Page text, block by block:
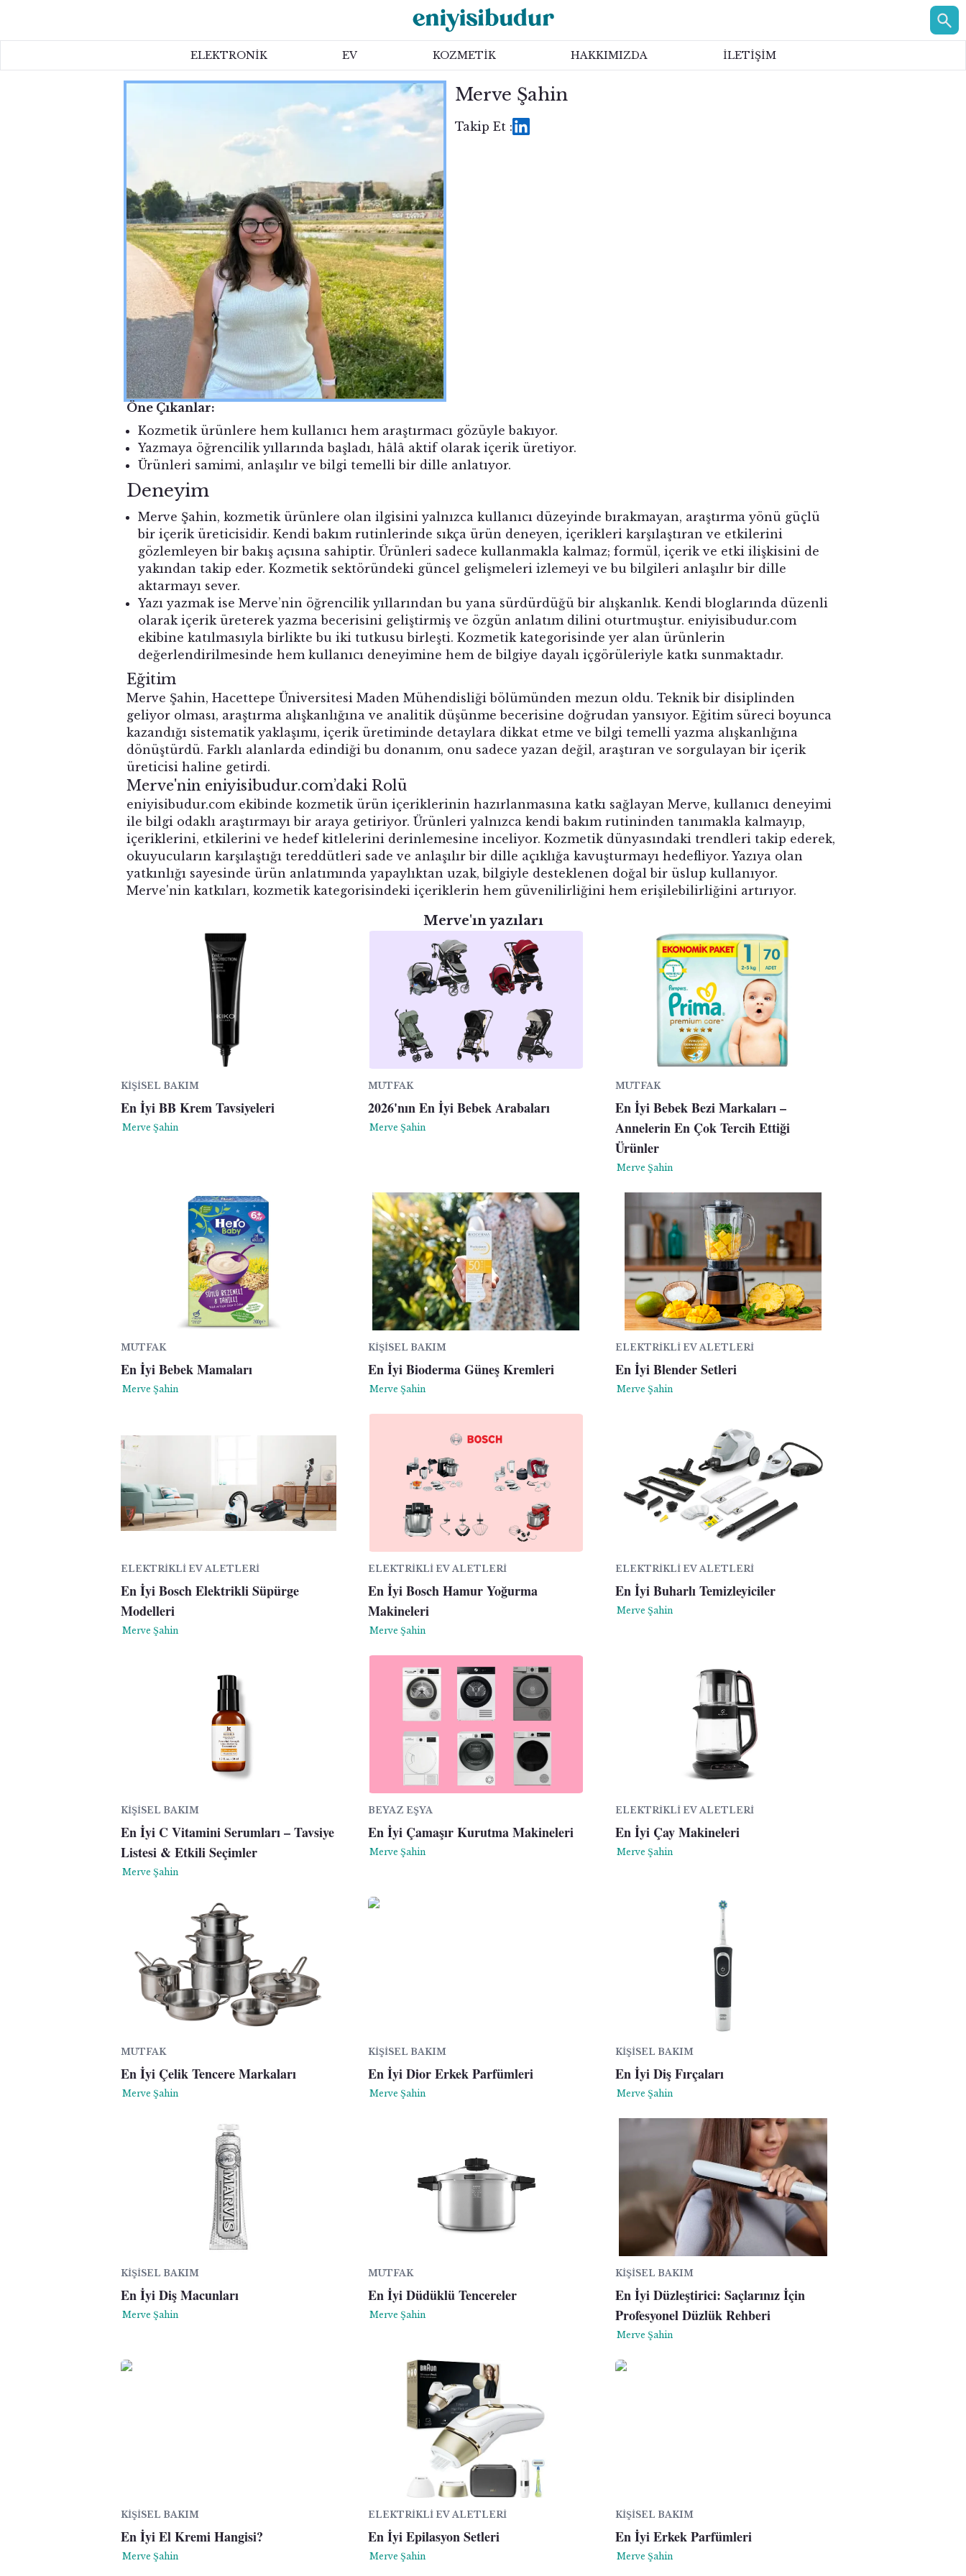
ELEKTRONİK EV KOZMETİK HAKKIMIZDA İLETİŞİM
Merve Şahin
Takip Et :
Öne Çıkanlar:
Kozmetik ürünlere hem kullanıcı hem araştırmacı gözüyle bakıyor.
Yazmaya öğrencilik yıllarında başladı, hâlâ aktif olarak içerik üretiyor.
Ürünleri samimi, anlaşılır ve bilgi temelli bir dille anlatıyor.
Deneyim
Merve Şahin, kozmetik ürünlere olan ilgisini yalnızca kullanıcı düzeyinde bırakmayan, araştırma yönü güçlü
bir içerik üreticisidir. Kendi bakım rutinlerinde sıkça ürün deneyen, içerikleri karşılaştıran ve etkilerini
gözlemleyen bir bakış açısına sahiptir. Ürünleri sadece kullanmakla kalmaz; formül, içerik ve etki ilişkisini de
yakından takip eder. Kozmetik sektöründeki güncel gelişmeleri izlemeyi ve bu bilgileri anlaşılır bir dille
aktarmayı sever.
Yazı yazmak ise Merve’nin öğrencilik yıllarından bu yana sürdürdüğü bir alışkanlık. Kendi bloglarında düzenli
olarak içerik üreterek yazma becerisini geliştirmiş ve özgün anlatım dilini oturtmuştur. eniyisibudur.com
ekibine katılmasıyla birlikte bu iki tutkusu birleşti. Kozmetik kategorisinde yer alan ürünlerin
değerlendirilmesinde hem kullanıcı deneyimine hem de bilgiye dayalı içgörüleriyle katkı sunmaktadır.
Eğitim
Merve Şahin, Hacettepe Üniversitesi Maden Mühendisliği bölümünden mezun oldu. Teknik bir disiplinden
geliyor olması, araştırma alışkanlığına ve analitik düşünme becerisine doğrudan yansıyor. Eğitim süreci boyunca
kazandığı sistematik yaklaşımı, içerik üretiminde detaylara dikkat etme ve bilgi temelli yazma alışkanlığına
dönüştürdü. Farklı alanlarda edindiği bu donanım, onu sadece yazan değil, araştıran ve sorgulayan bir içerik
üreticisi haline getirdi.
Merve'nin eniyisibudur.com’daki Rolü
eniyisibudur.com ekibinde kozmetik ürün içeriklerinin hazırlanmasına katkı sağlayan Merve, kullanıcı deneyimi
ile bilgi odaklı araştırmayı bir araya getiriyor. Ürünleri yalnızca kendi bakım rutininden tanımakla kalmayıp,
içeriklerini, etkilerini ve hedef kitlelerini derinlemesine inceliyor. Kozmetik dünyasındaki trendleri takip ederek,
okuyucuların karşılaştığı tereddütleri sade ve anlaşılır bir dille açıklığa kavuşturmayı hedefliyor. Yazıya olan
yatkınlığı sayesinde ürün anlatımında yapaylıktan uzak, bilgiyle desteklenen doğal bir üslup kullanıyor.
Merve'nin katkıları, kozmetik kategorisindeki içeriklerin hem güvenilirliğini hem erişilebilirliğini artırıyor.
Merve'ın yazıları
KIŞISEL BAKIM
En İyi BB Krem Tavsiyeleri
Merve Şahin
MUTFAK
2026'nın En İyi Bebek Arabaları
Merve Şahin
MUTFAK
En İyi Bebek Bezi Markaları –
Annelerin En Çok Tercih Ettiği
Ürünler
Merve Şahin
MUTFAK
En İyi Bebek Mamaları
Merve Şahin
KIŞISEL BAKIM
En İyi Bioderma Güneş Kremleri
Merve Şahin
ELEKTRIKLI EV ALETLERI
En İyi Blender Setleri
Merve Şahin
ELEKTRIKLI EV ALETLERI
En İyi Bosch Elektrikli Süpürge
Modelleri
Merve Şahin
ELEKTRIKLI EV ALETLERI
En İyi Bosch Hamur Yoğurma
Makineleri
Merve Şahin
ELEKTRIKLI EV ALETLERI
En İyi Buharlı Temizleyiciler
Merve Şahin
KIŞISEL BAKIM
En İyi C Vitamini Serumları – Tavsiye
Listesi & Etkili Seçimler
Merve Şahin
BEYAZ EŞYA
En İyi Çamaşır Kurutma Makineleri
Merve Şahin
ELEKTRIKLI EV ALETLERI
En İyi Çay Makineleri
Merve Şahin
MUTFAK
En İyi Çelik Tencere Markaları
Merve Şahin
KIŞISEL BAKIM
En İyi Dior Erkek Parfümleri
Merve Şahin
KIŞISEL BAKIM
En İyi Diş Fırçaları
Merve Şahin
KIŞISEL BAKIM
En İyi Diş Macunları
Merve Şahin
MUTFAK
En İyi Düdüklü Tencereler
Merve Şahin
KIŞISEL BAKIM
En İyi Düzleştirici: Saçlarınız İçin
Profesyonel Düzlük Rehberi
Merve Şahin
KIŞISEL BAKIM
En İyi El Kremi Hangisi?
Merve Şahin
ELEKTRIKLI EV ALETLERI
En İyi Epilasyon Setleri
Merve Şahin
KIŞISEL BAKIM
En İyi Erkek Parfümleri
Merve Şahin